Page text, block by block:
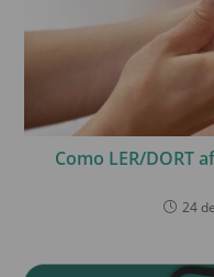
Como LER/DORT
24